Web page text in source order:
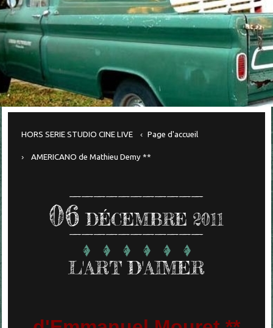
HORS SERIE STUDIO CINE LIVE Page d'accueil
AMERICANO de Mathieu Demy **
06 DÉCEMBRE 2011
L'ART D'AIMER